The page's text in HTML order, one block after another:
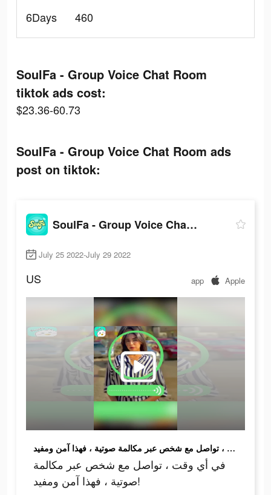
6Days
460
SoulFa - Group Voice Chat Room
tiktok ads cost:
$23.36-60.73
SoulFa - Group Voice Chat Room ads
post on tiktok:
SoulFa - Group Voice Chat Room
July 25 2022-July 29 2022
US app Apple
في أي وقت ، تواصل مع شخص عبر مكالمة صوتية ، فهذا آمن ومفيد!
في أي وقت ، تواصل مع شخص عبر مكالمة
صوتية ، فهذا آمن ومفيد!